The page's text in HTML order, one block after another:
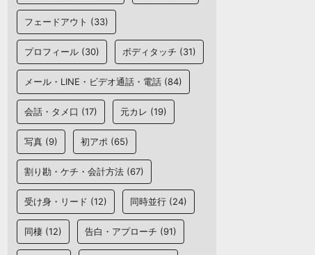
フェードアウト (33)
プロフィール (30) ボディタッチ (31)
メール・LINE・ビデオ通話・電話 (84)
会話・タメ口 (17) 元カレ (19)
写真 (9) 初アポ (65)
割り勘・ケチ・会計方法 (67)
受け身・リード (12) 同時並行 (24)
同棲 (12) 告白・アプローチ (91)